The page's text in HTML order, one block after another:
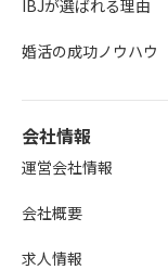
IBJが選ばれる理由
婚活の成功ノウハウ
会社情報
運営会社情報
会社概要
求人情報